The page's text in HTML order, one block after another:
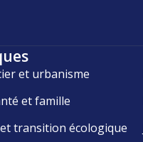
et urbanisme
et famille
transition écologique